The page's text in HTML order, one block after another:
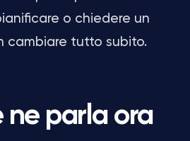
o chiedere un
cambiare tutto subito.
ne parla ora